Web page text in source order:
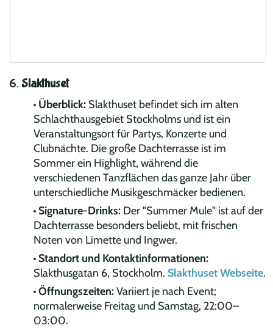
6. Slakthuset
Überblick: Slakthuset befindet sich im alten
Schlachthausgebiet Stockholms und ist ein
Veranstaltungsort für Partys, Konzerte und
Clubnächte. Die große Dachterrasse ist im
Sommer ein Highlight, während die
verschiedenen Tanzflächen das ganze Jahr über
unterschiedliche Musikgeschmäcker bedienen.
Signature-Drinks: Der "Summer Mule" ist auf der
Dachterrasse besonders beliebt, mit frischen
Noten von Limette und Ingwer.
Standort und Kontaktinformationen:
Slakthusgatan 6, Stockholm. Slakthuset Webseite.
Öffnungszeiten:Variiert je nach Event;
normalerweise Freitag und Samstag, 22:00–
03:00.